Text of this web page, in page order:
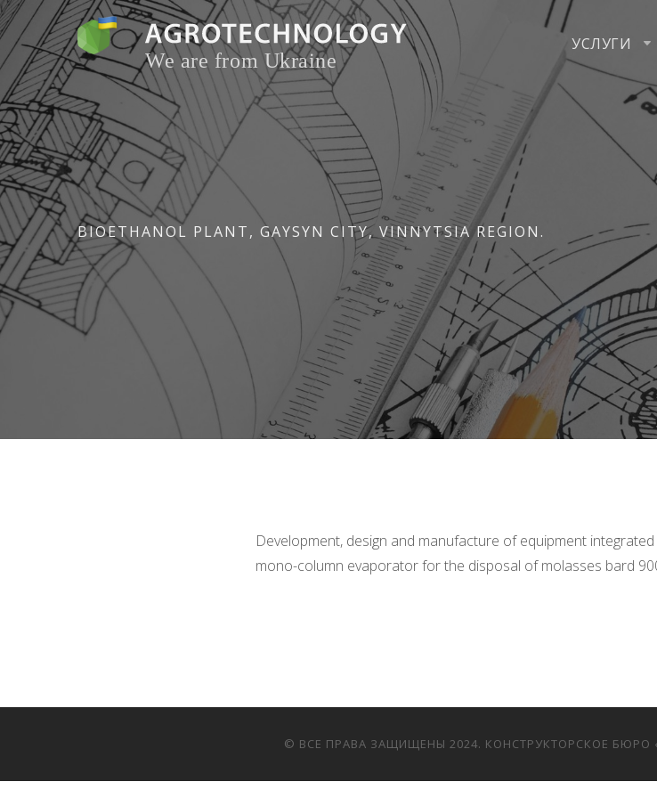
Skip
to
content
УСЛУГИ
BIOETHANOL PLANT, GAYSYN CITY, VINNYTSIA REGION.
Development, design and manufacture of equipment
mono-column evaporator for the disposal of molasses bard
© ВСЕ ПРАВА ЗАЩИЩЕНЫ 2024. КОНСТРУКТОРСКОЕ БЮРО